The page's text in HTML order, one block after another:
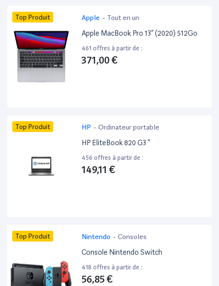
Top Produit Apple - Tout en un
Apple MacBook Pro 13” (2020) 512Go
461 offres à partir de :
371,00 €
Top Produit HP - Ordinateur portable
HP EliteBook 820 G3 ”
456 offres à partir de :
149,11 €
Top Produit Nintendo - Consoles
Console Nintendo Switch
418 offres à partir de :
56,85 €